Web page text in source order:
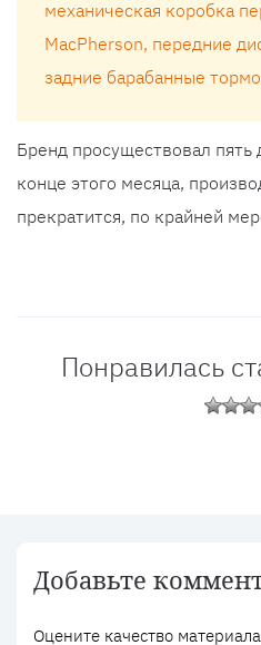
механическая коробка
MacPherson, передние
задние барабанные
Бренд просуществовал пять
конце этого месяца,
прекратится, по крайней
Понравилась
Добавьте
Оцените качество